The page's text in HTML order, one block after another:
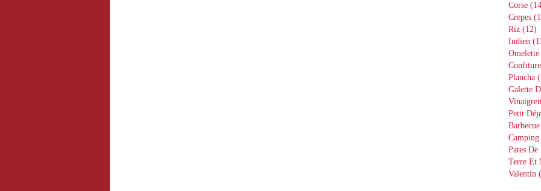
Corse
Crepes
Riz (12)
Indien
Omelette
Confiture
Plancha
Galette
Petit
Barbecue
Camping
Pates
Terre Et
Valentin